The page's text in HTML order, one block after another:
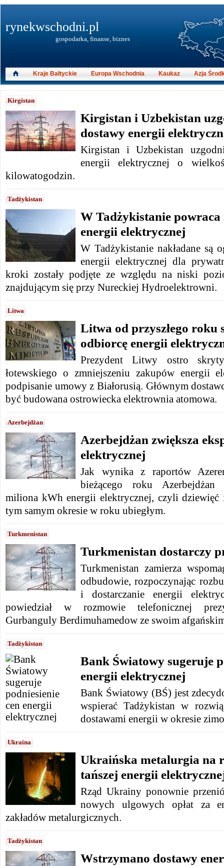
Kirgistan
Kirgistan i Uzbekistan
dostawy energii
Kirgistan i Uzbekistan
energii elektrycznej o
kilowatogodzin.
Tadżykistan
W Tadżykistanie
energii elektrycznej
W Tadżykistanie nakładane są
energii elektrycznej dla
kroki zostały podjęte ze względu na niski
znajdującym się przy Nureckiej Hydroelektrowni.
Litwa
Litwa od przyszłego roku
odbiorcę energii
Prezydent Litwy ostro
łotewskiego o zmniejszeniu zakupów energii
podpisanie umowy z Białorusią. Głównym
być budowana ostrowiecka elektrownia atomowa.
Azerbejdżan
Azerbejdżan zwiększa
elektrycznej
Jak wynika z raportów
bieżącego roku Azerbejdżan
miliona kWh energii elektrycznej, czyli
tym samym okresie w roku ubiegłym.
Turkmenistan
Turkmenistan dostarczy
Turkmenistan zamierza
odbudowie, rozpoczynając
i dostarczanie energii
powiedział w rozmowie telefonicznej
Gurbanguly Berdimuhamedow ze swoim
Tadżykistan
Bank Światowy sugeruje
energii elektrycznej
Bank Światowy (BŚ) jest
wspierać Tadżykistan w
dostawami energii w okresie
Ukraina
Ukraińska metalurgia na
tańszej energii
Rząd Ukrainy ponownie
nowych ulgowych opłat za
zakładów metalurgicznych.
Tadżykistan
Wstrzymano dostawy
rynekwschodni.pl
gospodarka, finanse, biznes
Kraje Bałtyckie Europa Wschodnia Kaukaz Azja